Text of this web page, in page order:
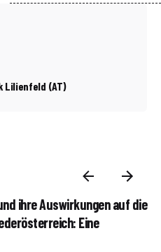
Lilienfeld (AT)
ihre Auswirkungen auf die
Eine